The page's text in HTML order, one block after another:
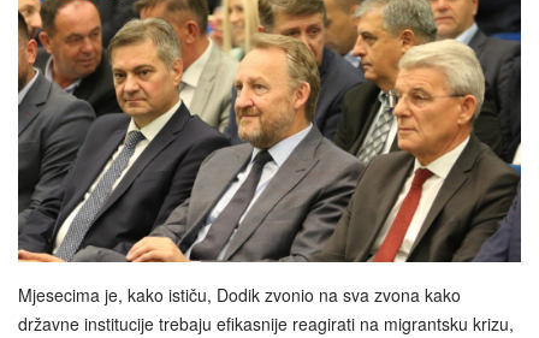
Mjesecima je, kako ističu, Dodik zvonio na sva zvona kako
državne institucije trebaju efikasnije reagirati na migrantsku krizu,